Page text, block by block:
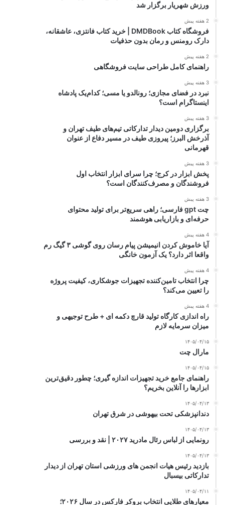
ورزش شهریار برگزار شد
2 هفته پیش
فروشگاه کتاب DMDBook | خرید کتاب فانتزی، عاشقانه،
دارک رومنس و رمان بدون حذفیات
2 هفته پیش
راهنمای کامل طراحی سایت فروشگاهی
3 هفته پیش
نبرد در فضای مجازی؛ رونالدو یا مسی؛ کدام‌یک پادشاه
اینستاگرام است؟
3 هفته پیش
برگزاری دومین دیدار تدارکاتی تیم‌های طیف تهران و
آذرخش البرز؛ پیروزی طیف در مسیر دفاع از عنوان
قهرمانی
3 هفته پیش
پخش ابزار در کرج؛ چرا سرای ابزار انتخاب اول
فروشندگان و مصرف‌کنندگان است؟
3 هفته پیش
چت gpt فارسی؛ راهی سریع‌تر برای تولید محتوای
حرفه‌ای و بازاریابی هوشمند
4 هفته پیش
آیا خاموش کردن انیمیشن پیام رسان روی گوشی ۳ گیگ رم
واقعا اثر دارد؟ یک آزمون خانگی
4 هفته پیش
چرا انتخاب تامین‌کننده تجهیزات جوشکاری، کیفیت پروژه
را تعیین می‌کند؟
4 هفته پیش
راه اندازی کارگاه تولید قارچ دکمه ای + طرح توجیهی و
میزان سرمایه لازم
۱۴۰۵/۰۴/۱۵
مارال چت
۱۴۰۵/۰۴/۱۵
راهنمای جامع خرید تجهیزات اندازه گیری؛ چطور دقیق‌ترین
ابزارها را آنلاین بخریم؟
۱۴۰۵/۰۴/۱۳
دندانپزشکی تحت بیهوشی در شرق تهران
۱۴۰۵/۰۴/۱۳
رونمایی از لباس رئال مادرید ۲۰۲۷ | نقد و بررسی
۱۴۰۵/۰۴/۱۳
بازدید رئیس هیات انجمن های ورزشی استان تهران از دیدار
تدارکاتی بیسبال
۱۴۰۵/۰۴/۱۱
معیارهای طلایی انتخاب بروکر فارکس در سال ۲۰۲۶؛